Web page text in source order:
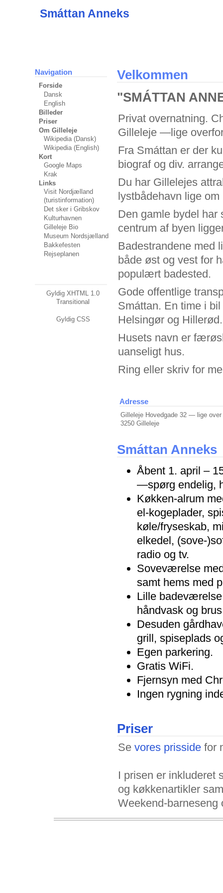
Smáttan Anneks
Velkommen
"SMÁTTAN
Privat overnatning.
Gilleleje —lige
Fra Smáttan er der
biograf og div.
Du har Gillelejes
lystbådehavn lige om
Den gamle bydel
centrum af byen
Badestrandene med
både øst og vest for
populært badested.
Gode offentlige
Smáttan. En time i
Helsingør og Hillerød.
Husets navn er
uanseligt hus.
Ring eller skriv for
Adresse
Gilleleje Hovedgade 32 — lige
3250 Gilleleje
Smáttan Anneks
Åbent 1. april –
—spørg endelig,
Køkken-alrum
el-kogeplader,
køle/fryseskab,
elkedel, (sove-
radio og tv.
Soveværelse
samt hems med
Lille
håndvask og
Desuden
grill, spiseplads
Egen parkering.
Gratis WiFi.
Fjernsyn med
Ingen rygning
Priser
Se vores prisside for
I prisen er inkluderet
og køkkenartikler
Weekend-barneseng
Navigation
Forside
Dansk
English
Billeder
Priser
Om Gilleleje
Wikipedia (Dansk)
Wikipedia (English)
Kort
Google Maps
Krak
Links
Visit Nordjælland
(turistinformation)
Det sker i Gribskov
Kulturhavnen
Gilleleje Bio
Museum Nordsjælland
Bakkefesten
Rejseplanen
Gyldig XHTML 1.0
Transitional
Gyldig CSS